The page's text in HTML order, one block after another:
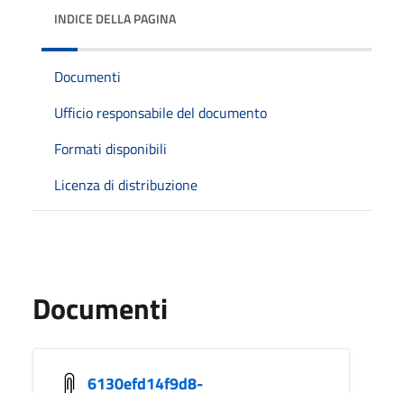
INDICE DELLA PAGINA
Documenti
Ufficio responsabile del documento
Formati disponibili
Licenza di distribuzione
Documenti
6130efd14f9d8-